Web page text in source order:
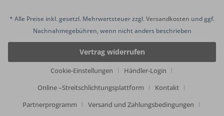
* Alle Preise inkl. gesetzl. Mehrwertsteuer zzgl.Versandkosten und ggf.
Nachnahmegebühren, wenn nicht anders beschrieben
Vertrag widerrufen
Cookie-Einstellungen
Händler-Login
Online –Streitschlichtungsplattform
Kontakt
Partnerprogramm
Versand und Zahlungsbedingungen